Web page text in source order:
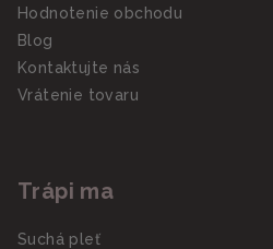
Hodnotenie obchodu
Blog
Kontaktujte nás
Vrátenie tovaru
Trápi ma
Suchá pleť